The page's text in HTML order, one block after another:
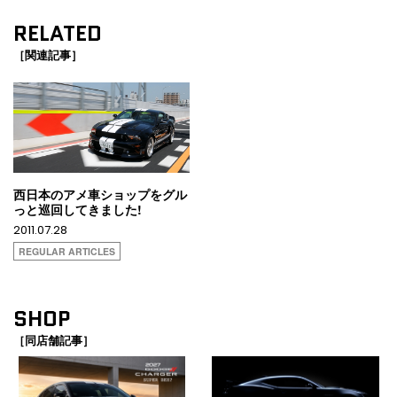
RELATED
［関連記事］
西日本のアメ車ショップをグル
っと巡回してきました!
2011.07.28
REGULAR ARTICLES
SHOP
［同店舗記事］